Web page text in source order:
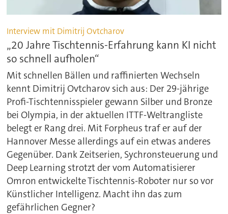
Interview mit Dimitrij Ovtcharov
„20 Jahre Tischtennis-Erfahrung kann KI nicht
so schnell aufholen“
Mit schnellen Bällen und raffinierten Wechseln
kennt Dimitrij Ovtcharov sich aus: Der 29-jährige
Profi-Tischtennisspieler gewann Silber und Bronze
bei Olympia, in der aktuellen ITTF-Weltrangliste
belegt er Rang drei. Mit Forpheus traf er auf der
Hannover Messe allerdings auf ein etwas anderes
Gegenüber. Dank Zeitserien, Sychronsteuerung und
Deep Learning strotzt der vom Automatisierer
Omron entwickelte Tischtennis-Roboter nur so vor
Künstlicher Intelligenz. Macht ihn das zum
gefährlichen Gegner?